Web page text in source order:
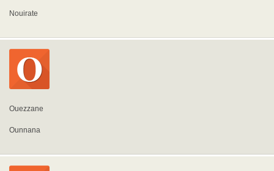
Nouirate
Ouezzane
Ounnana